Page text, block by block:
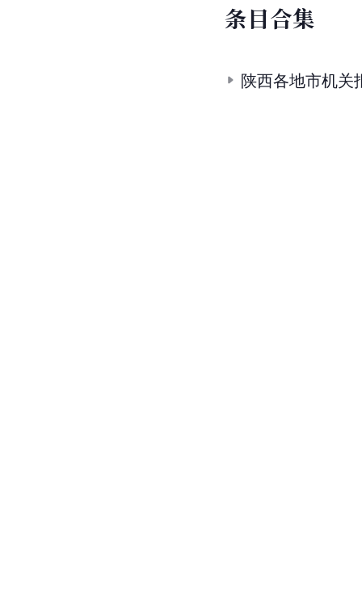
条目合集
陕西各地市机关